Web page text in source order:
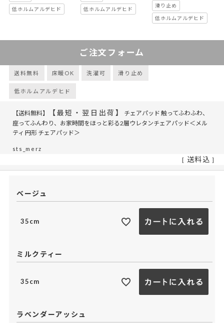
低ホルムアルデヒド 低ホルムアルデヒド
滑り止め
低ホルムアルデヒド
ご注文フォーム
送料無料 床暖OK 洗濯可 滑り止め
低ホルムアルデヒド
【送料無料】 【最短・翌日出荷】
チェアパッド 触ってふわふわ、
座ってふんわり、お家時間をほっと彩る2層ウレタンチェアパッド＜メル
ティ 円形 チェアパッド＞
sts_merz
送料込
ベージュ
35cm
ミルクティー
35cm
ラベンダーアッシュ